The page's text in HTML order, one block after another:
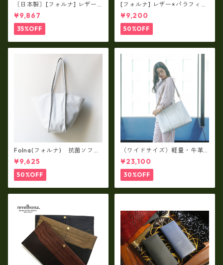
〔日本製〕[フォルナ] レザー×
パラフィン筒型2way シュリン
クレザー×79Aパラフィン fo
-259630
¥9,867
35%OFF
[フォルナ] レザー×パラフィン
筒型2way シュリンクレザー×
79Aパラフィン トートL fo-2
59632
¥9,200
50%OFF
Folna(フォルナ) 抗菌ソフト
スムースレザー トートバッグ
¥9,625
50%OFF
（ワイドサイズ）軽量・牛革
製品・2WAYヌメ革トートバッ
グ（A3サイズ/日本製）(高収
納）ir-02G
¥23,100
30%OFF